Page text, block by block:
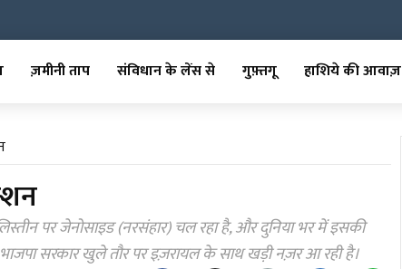
ज़मीनी ताप संविधान के लेंस से गुफ़्तगू हाशिये की आवाज़
पर जेनोसाइड (नरसंहार) चल रहा है, और दुनिया भर में इसकी
भाजपा सरकार खुले तौर पर इज़रायल के साथ खड़ी नज़र आ रही है।